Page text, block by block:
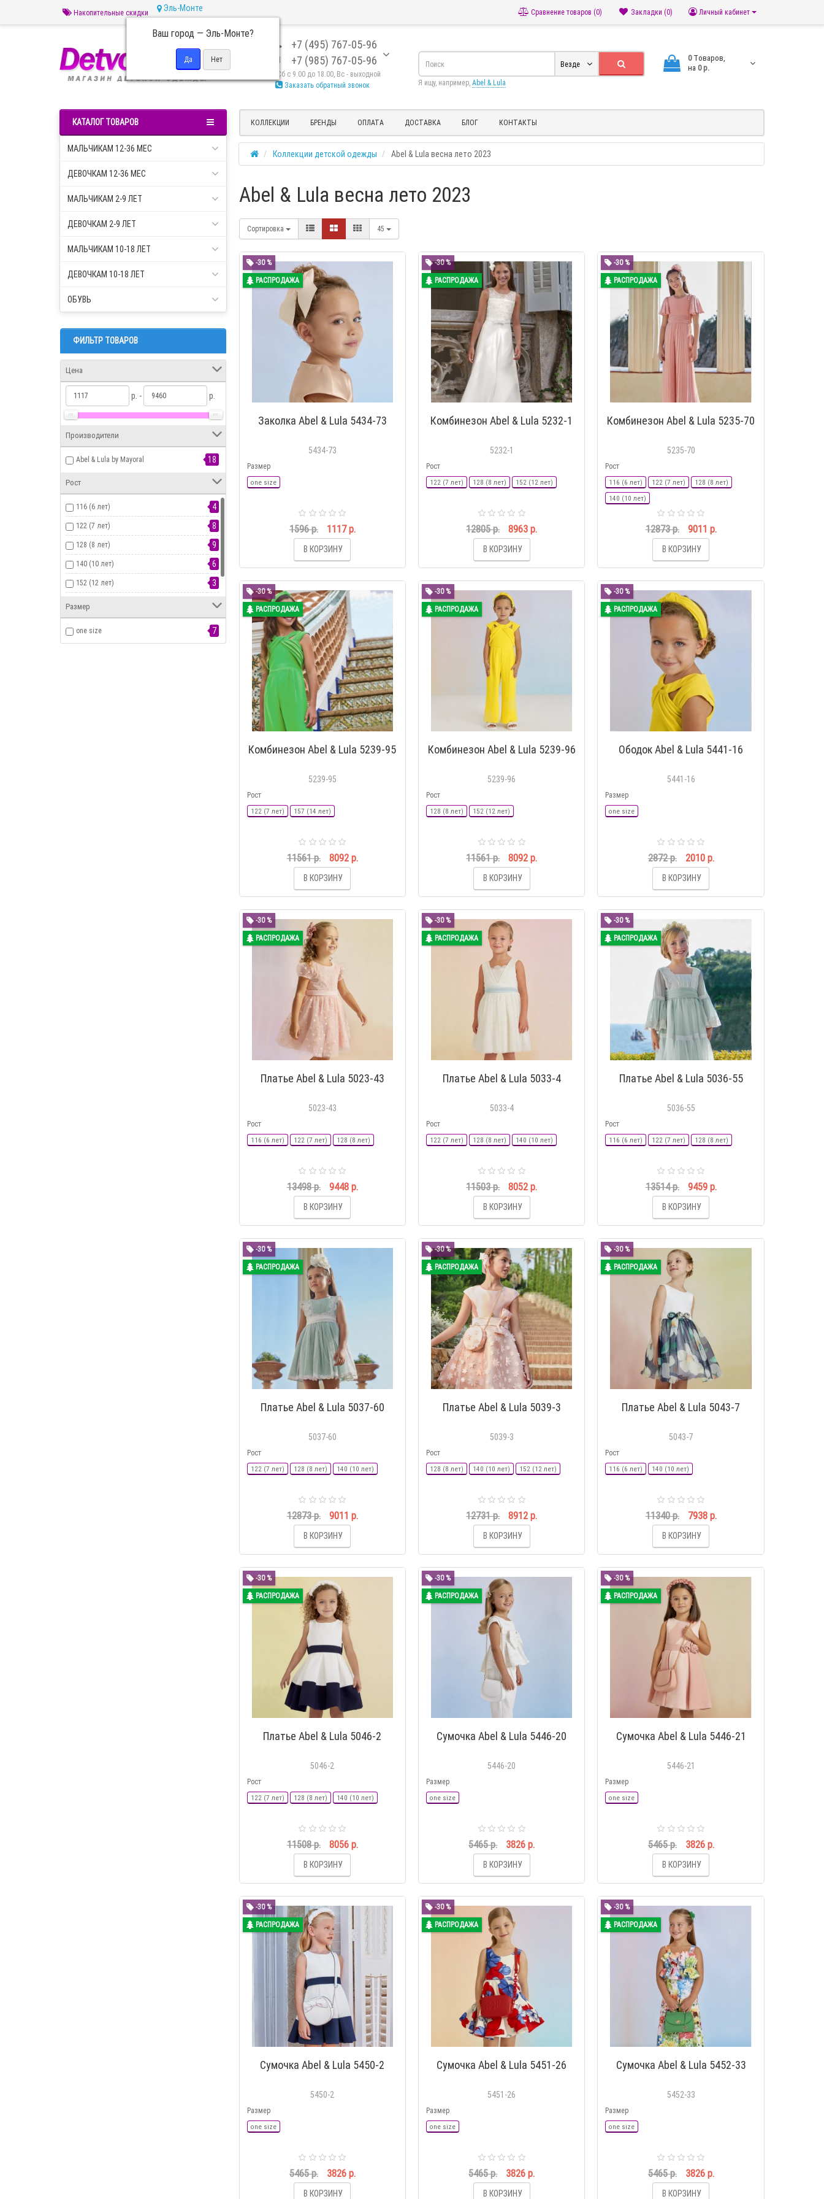
Накопительные скидки Эль-Монте
Ваш город — Эль-Монте?
Личный кабинет
Закладки (0)
Сравнение товаров (0)
+7 (495) 767-05-96
+7 (985) 767-05-96
Пн - Сб с 9.00 до 18.00, Вс - выходной
Заказать обратный звонок
0 Tоваров,
на 0 р.
Везде
Я ищу, например, Abel & Lula
КОЛЛЕКЦИИ БРЕНДЫ ОПЛАТА ДОСТАВКА БЛОГ КОНТАКТЫ
КАТАЛОГ ТОВАРОВ
МАЛЬЧИКАМ 12-36 МЕС
ДЕВОЧКАМ 12-36 МЕС
МАЛЬЧИКАМ 2-9 ЛЕТ
ДЕВОЧКАМ 2-9 ЛЕТ
МАЛЬЧИКАМ 10-18 ЛЕТ
ДЕВОЧКАМ 10-18 ЛЕТ
ОБУВЬ
Коллекции детской одежды Abel & Lula весна лето 2023
ФИЛЬТР ТОВАРОВ
Цена
р. - р.
Производители
Abel & Lula by Mayoral 18
Рост
116 (6 лет) 4
122 (7 лет) 8
128 (8 лет) 9
140 (10 лет) 6
152 (12 лет) 3
1
Размер
one size 7
Abel & Lula весна лето 2023
Сортировка 45
-30 %
РАСПРОДАЖА
Заколка Abel & Lula 5434-73
5434-73
Размер
one size
1596 р. 1117 р.
В КОРЗИНУ
-30 %
РАСПРОДАЖА
Комбинезон Abel & Lula 5232-1
5232-1
Рост
122 (7 лет) 128 (8 лет) 152 (12 лет)
12805 р. 8963 р.
В КОРЗИНУ
-30 %
РАСПРОДАЖА
Комбинезон Abel & Lula 5235-70
5235-70
Рост
116 (6 лет) 122 (7 лет)
128 (8 лет)
140 (10 лет)
12873 р. 9011 р.
В КОРЗИНУ
-30 %
РАСПРОДАЖА
Комбинезон Abel & Lula 5239-95
5239-95
Рост
122 (7 лет) 157 (14 лет)
11561 р. 8092 р.
В КОРЗИНУ
-30 %
РАСПРОДАЖА
Комбинезон Abel & Lula 5239-96
5239-96
Рост
128 (8 лет) 152 (12 лет)
11561 р. 8092 р.
В КОРЗИНУ
-30 %
РАСПРОДАЖА
Ободок Abel & Lula 5441-16
5441-16
Размер
one size
2872 р. 2010 р.
В КОРЗИНУ
-30 %
РАСПРОДАЖА
Платье Abel & Lula 5023-43
5023-43
Рост
116 (6 лет) 122 (7 лет) 128 (8 лет)
13498 р. 9448 р.
В КОРЗИНУ
-30 %
РАСПРОДАЖА
Платье Abel & Lula 5033-4
5033-4
Рост
122 (7 лет) 128 (8 лет) 140 (10 лет)
11503 р. 8052 р.
В КОРЗИНУ
-30 %
РАСПРОДАЖА
Платье Abel & Lula 5036-55
5036-55
Рост
116 (6 лет) 122 (7 лет) 128 (8 лет)
13514 р. 9459 р.
В КОРЗИНУ
-30 %
РАСПРОДАЖА
Платье Abel & Lula 5037-60
5037-60
Рост
122 (7 лет) 128 (8 лет) 140 (10 лет)
12873 р. 9011 р.
В КОРЗИНУ
-30 %
РАСПРОДАЖА
Платье Abel & Lula 5039-3
5039-3
Рост
128 (8 лет) 140 (10 лет) 152 (12 лет)
12731 р. 8912 р.
В КОРЗИНУ
-30 %
РАСПРОДАЖА
Платье Abel & Lula 5043-7
5043-7
Рост
116 (6 лет) 140 (10 лет)
11340 р. 7938 р.
В КОРЗИНУ
-30 %
РАСПРОДАЖА
Платье Abel & Lula 5046-2
5046-2
Рост
122 (7 лет) 128 (8 лет) 140 (10 лет)
11508 р. 8056 р.
В КОРЗИНУ
-30 %
РАСПРОДАЖА
Сумочка Abel & Lula 5446-20
5446-20
Размер
one size
5465 р. 3826 р.
В КОРЗИНУ
-30 %
РАСПРОДАЖА
Сумочка Abel & Lula 5446-21
5446-21
Размер
one size
5465 р. 3826 р.
В КОРЗИНУ
-30 %
РАСПРОДАЖА
Сумочка Abel & Lula 5450-2
5450-2
Размер
one size
5465 р. 3826 р.
В КОРЗИНУ
-30 %
РАСПРОДАЖА
Сумочка Abel & Lula 5451-26
5451-26
Размер
one size
5465 р. 3826 р.
В КОРЗИНУ
-30 %
РАСПРОДАЖА
Сумочка Abel & Lula 5452-33
5452-33
Размер
one size
5465 р. 3826 р.
В КОРЗИНУ